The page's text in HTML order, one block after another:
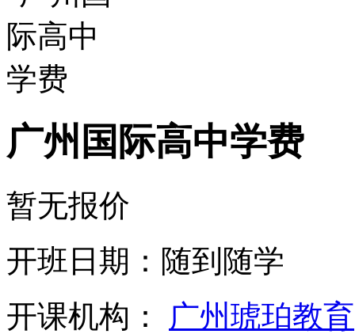
广州国际高中学费
暂无报价
开班日期：随到随学
开课机构：
广州琥珀教育